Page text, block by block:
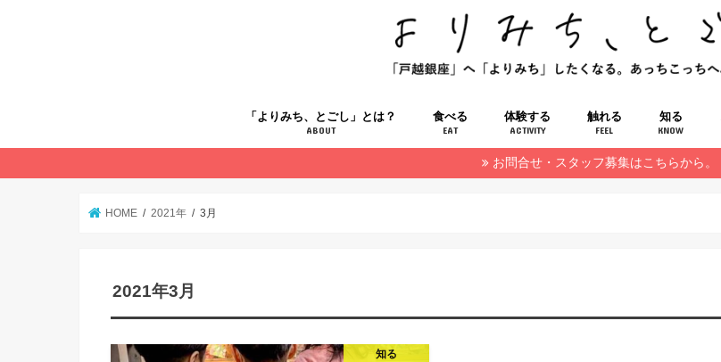
「よりみち、とごし」とは？
ABOUT
食べる
EAT
体験する
ACTIVITY
触れる
FEEL
知る
KNOW
お問合せ・スタッフ募集はこちらから。
HOME 2021年 3月
2021年3月
知る